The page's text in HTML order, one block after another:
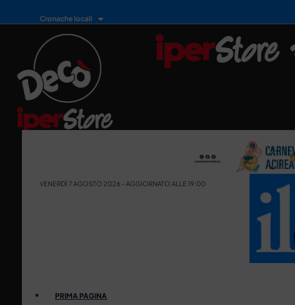
Cronache locali
VENERDÌ 7 AGOSTO 2026 - AGGIORNATO ALLE 19:00
PRIMA PAGINA